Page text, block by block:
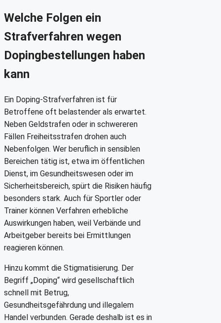
Welche Folgen ein
Strafverfahren wegen
Dopingbestellungen haben
kann
Ein Doping-Strafverfahren ist für
Betroffene oft belastender als erwartet.
Neben Geldstrafen oder in schwereren
Fällen Freiheitsstrafen drohen auch
Nebenfolgen. Wer beruflich in sensiblen
Bereichen tätig ist, etwa im öffentlichen
Dienst, im Gesundheitswesen oder im
Sicherheitsbereich, spürt die Risiken häufig
besonders stark. Auch für Sportler oder
Trainer können Verfahren erhebliche
Auswirkungen haben, weil Verbände und
Arbeitgeber bereits bei Ermittlungen
reagieren können.
Hinzu kommt die Stigmatisierung. Der
Begriff „Doping“ wird gesellschaftlich
schnell mit Betrug,
Gesundheitsgefährdung und illegalem
Handel verbunden. Gerade deshalb ist es in